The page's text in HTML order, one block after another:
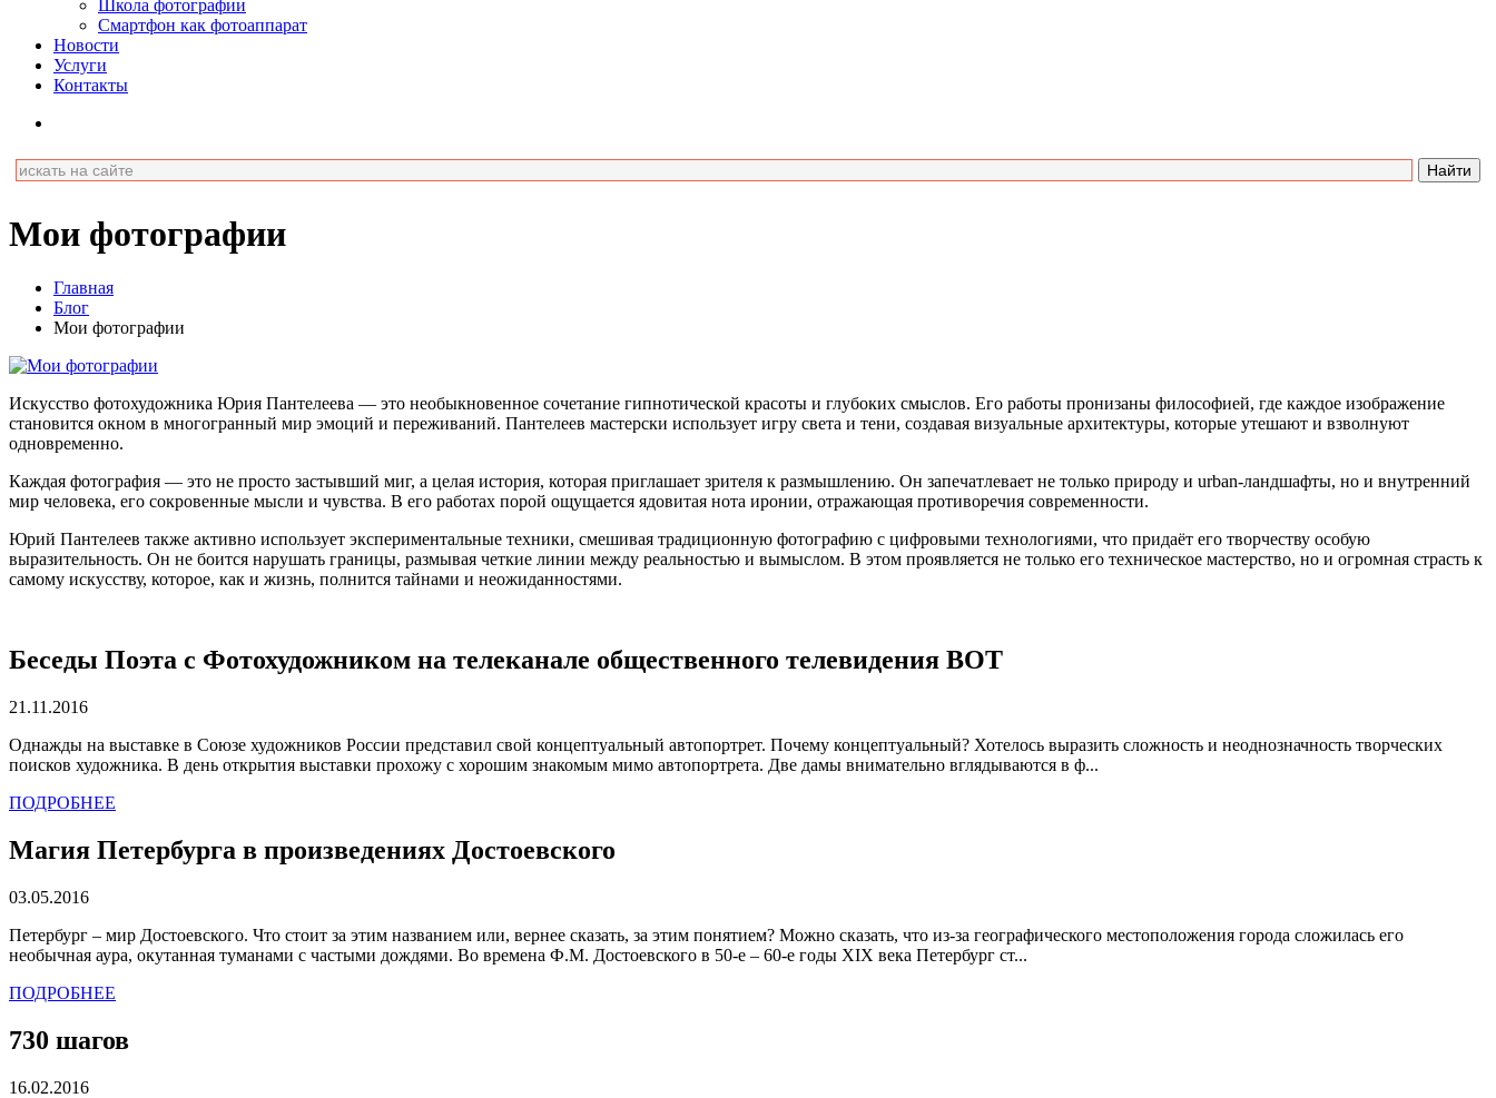
Школа фотографии
Смартфон как фотоаппарат
Новости
Услуги
Контакты
Мои фотографии
Главная
Блог
Мои фотографии
Искусство фотохудожника Юрия Пантелеева — это необыкновенное сочетание гипнотической красоты и глубоких смыслов. Его работы пронизаны философией, где каждое изображение
становится окном в многогранный мир эмоций и переживаний. Пантелеев мастерски использует игру света и тени, создавая визуальные архитектуры, которые утешают и взволнуют
одновременно.
Каждая фотография — это не просто застывший миг, а целая история, которая приглашает зрителя к размышлению. Он запечатлевает не только природу и urban-ландшафты, но и внутренний
мир человека, его сокровенные мысли и чувства. В его работах порой ощущается ядовитая нота иронии, отражающая противоречия современности.
Юрий Пантелеев также активно использует экспериментальные техники, смешивая традиционную фотографию с цифровыми технологиями, что придаёт его творчеству особую
выразительность. Он не боится нарушать границы, размывая четкие линии между реальностью и вымыслом. В этом проявляется не только его техническое мастерство, но и огромная страсть к
самому искусству, которое, как и жизнь, полнится тайнами и неожиданностями.
Беседы Поэта с Фотохудожником на телеканале общественного телевидения ВОТ
21.11.2016
Однажды на выставке в Союзе художников России представил свой концептуальный автопортрет. Почему концептуальный? Хотелось выразить сложность и неоднозначность творческих
поисков художника. В день открытия выставки прохожу с хорошим знакомым мимо автопортрета. Две дамы внимательно вглядываются в ф...
ПОДРОБНЕЕ
Магия Петербурга в произведениях Достоевского
03.05.2016
Петербург – мир Достоевского. Что стоит за этим названием или, вернее сказать, за этим понятием? Можно сказать, что из-за географического местоположения города сложилась его
необычная аура, окутанная туманами с частыми дождями. Во времена Ф.М. Достоевского в 50-е – 60-е годы XIX века Петербург ст...
ПОДРОБНЕЕ
730 шагов
16.02.2016